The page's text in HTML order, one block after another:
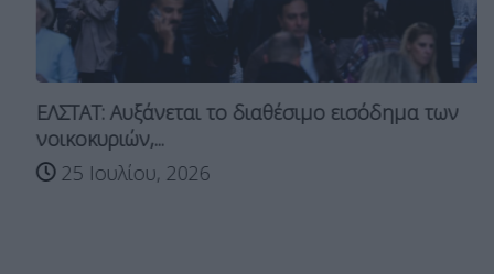
ΕΛΣΤΑΤ: Αυξάνεται το διαθέσιμο εισόδημα των
νοικοκυριών,...
25 Ιουλίου, 2026